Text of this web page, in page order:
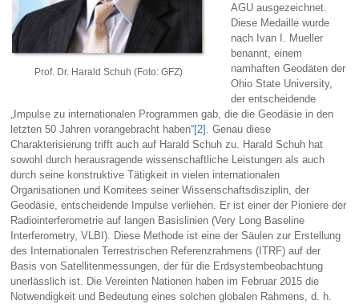
Prof. Dr. Harald Schuh (Foto: GFZ)
AGU ausgezeichnet.
Diese Medaille wurde
nach Ivan I. Mueller
benannt, einem
namhaften Geodäten der
Ohio State University,
der entscheidende
„Impulse zu internationalen Programmen gab, die die Geodäsie in den
letzten 50 Jahren vorangebracht haben“[2]
. Genau diese
Charakterisierung trifft auch auf Harald Schuh zu. Harald Schuh hat
sowohl durch herausragende wissenschaftliche Leistungen als auch
durch seine konstruktive Tätigkeit in vielen internationalen
Organisationen und Komitees seiner Wissenschaftsdisziplin, der
Geodäsie, entscheidende Impulse verliehen. Er ist einer der Pioniere der
Radiointerferometrie auf langen Basislinien (Very Long Baseline
Interferometry, VLBI). Diese Methode ist eine der Säulen zur Erstellung
des Internationalen Terrestrischen Referenzrahmens (ITRF) auf der
Basis von Satellitenmessungen, der für die Erdsystembeobachtung
unerlässlich ist. Die Vereinten Nationen haben im Februar 2015 die
Notwendigkeit und Bedeutung eines solchen globalen Rahmens, d. h.